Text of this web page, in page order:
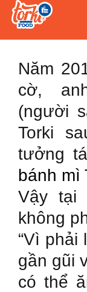
Năm
cờ,
(người
Torki
tưởng
bánh mì
Vậy tại
không
“Vì phải
gần gũi
có thể